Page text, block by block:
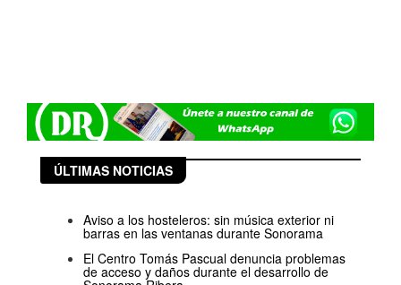
ÚLTIMAS NOTICIAS
Aviso a los hosteleros: sin música exterior ni
barras en las ventanas durante Sonorama
El Centro Tomás Pascual denuncia problemas
de acceso y daños durante el desarrollo de